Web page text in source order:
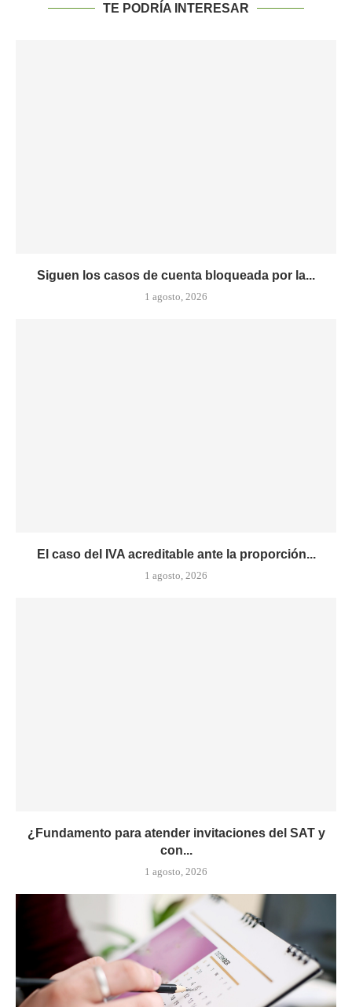
TE PODRÍA INTERESAR
Siguen los casos de cuenta bloqueada por la...
1 agosto, 2026
El caso del IVA acreditable ante la proporción...
1 agosto, 2026
¿Fundamento para atender invitaciones del SAT y
con...
1 agosto, 2026